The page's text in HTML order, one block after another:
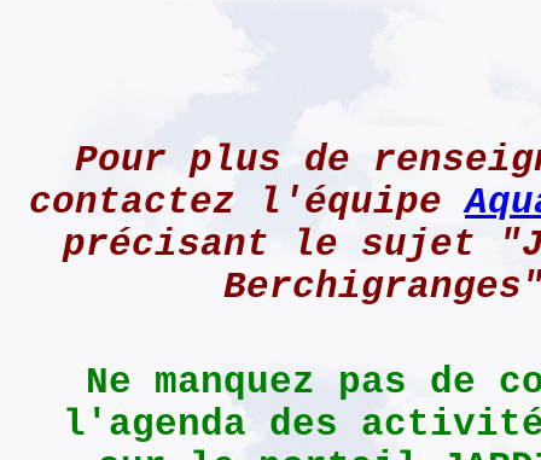
Pour plus de
contactez l'équipe
précisant le sujet
Ne manquez pas de
l'agenda des